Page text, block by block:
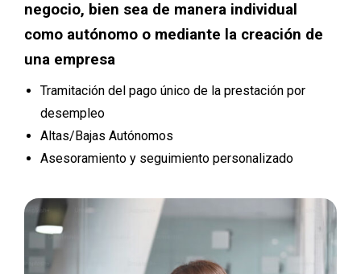
negocio, bien sea de manera individual
como autónomo o mediante la creación de
una empresa
Tramitación del pago único de la prestación por
desempleo
Altas/Bajas Autónomos
Asesoramiento y seguimiento personalizado